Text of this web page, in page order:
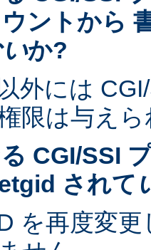
ントから
か?
外には
限は与え
CGI/SSI
されて
を再度変